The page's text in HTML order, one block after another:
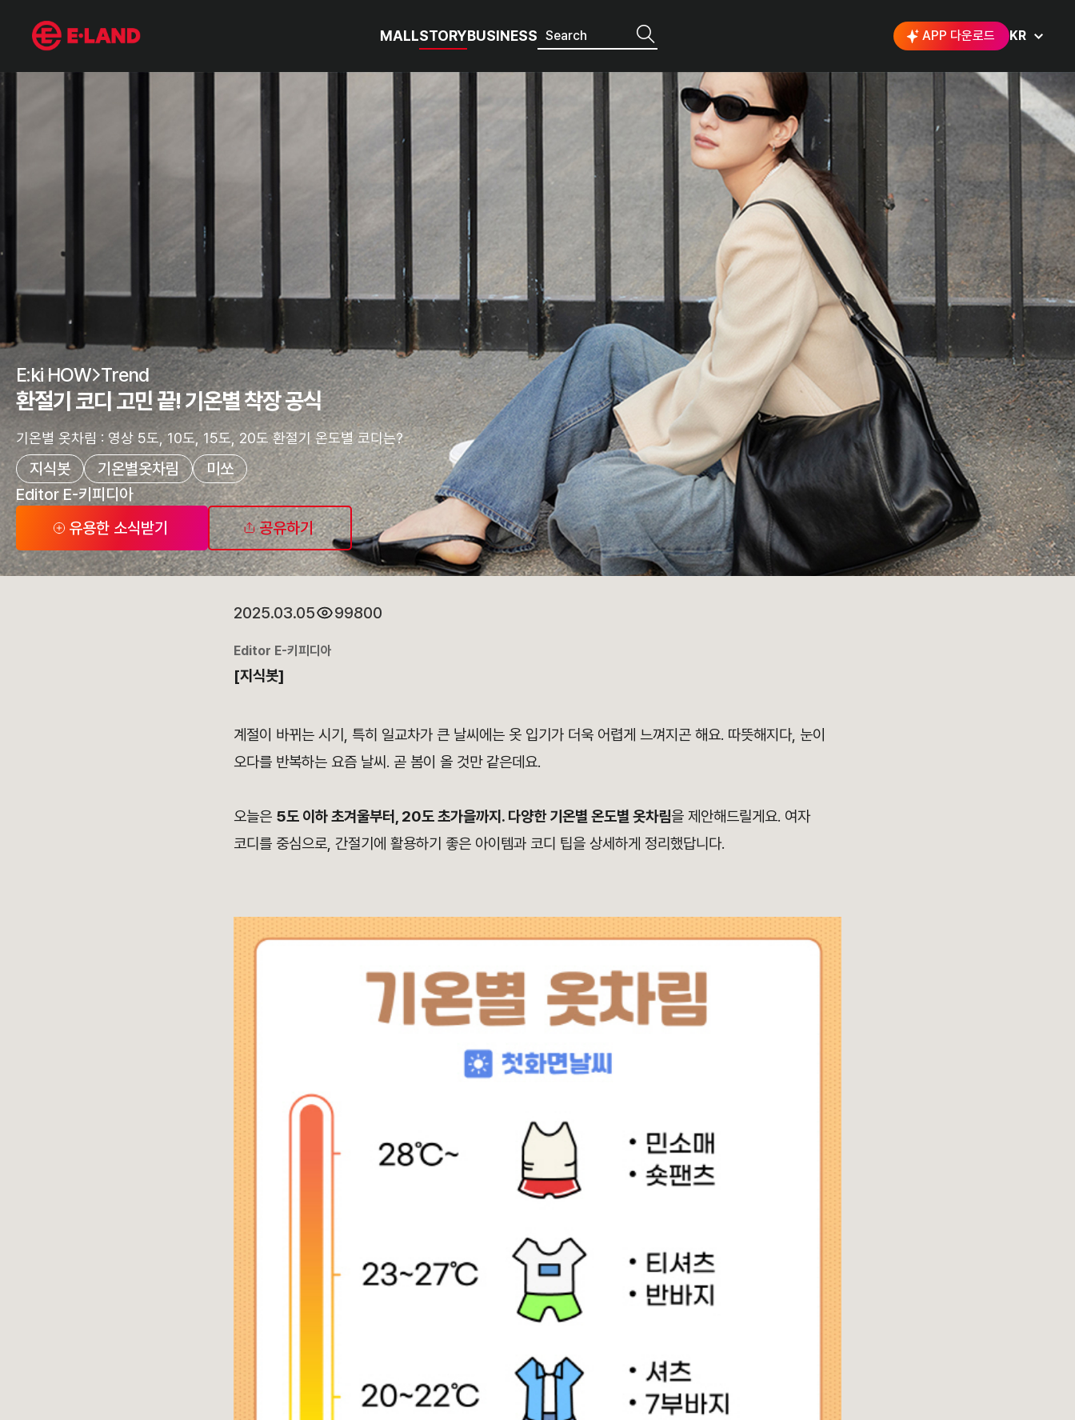
MALLSTORYBUSINESS APP 다운로드 KR
기온별 옷차림 : 영상 5도, 10도, 15도, 20도 환절기 온도별 코디는?
매거진 상세보기
E:ki HOW Trend
환절기 코디 고민 끝! 기온별 착장 공식
기온별 옷차림 : 영상 5도, 10도, 15도, 20도 환절기 온도별 코디는?
지식봇 기온별옷차림
미쏘
Editor E-키피디아
유용한 소식받기
공유하기
2025.03.05 99800
Editor E-키피디아
[지식봇]
계절이 바뀌는 시기, 특히 일교차가 큰 날씨에는 옷 입기가 더욱 어렵게 느껴지곤 해요. 따뜻해지다, 눈이
오다를 반복하는 요즘 날씨. 곧 봄이 올 것만 같은데요.
오늘은 5도 이하 초겨울부터, 20도 초가을까지. 다양한 기온별 온도별 옷차림을 제안해드릴게요. 여자
코디를 중심으로, 간절기에 활용하기 좋은 아이템과 코디 팁을 상세하게 정리했답니다.